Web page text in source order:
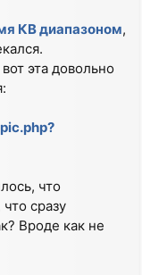
КВ диапазоном,
эта довольно
что
что сразу
Вроде как не